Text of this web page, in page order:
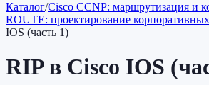
Каталог/Cisco CCNP: маршрутизация и
ROUTE: проектирование
IOS (часть 1)
RIP в Cisco IOS